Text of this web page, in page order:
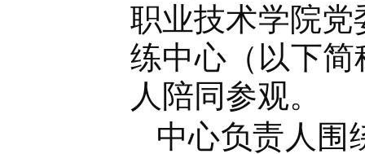
职业技术学院
练中心（以下简
人陪同参观。
中心负责人围